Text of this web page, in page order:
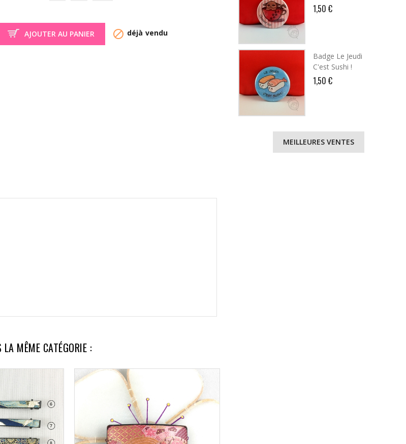
AJOUTER AU PANIER  déjà vendu
MÊME CATÉGORIE :
1,50 €
Badge Le Jeudi
C'est Sushi !
1,50 €
MEILLEURES VENTES